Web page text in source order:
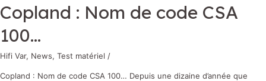
Copland : Nom de code CSA
100…
Hifi Var, News, Test matériel /
Copland : Nom de code CSA 100… Depuis une dizaine d’année que